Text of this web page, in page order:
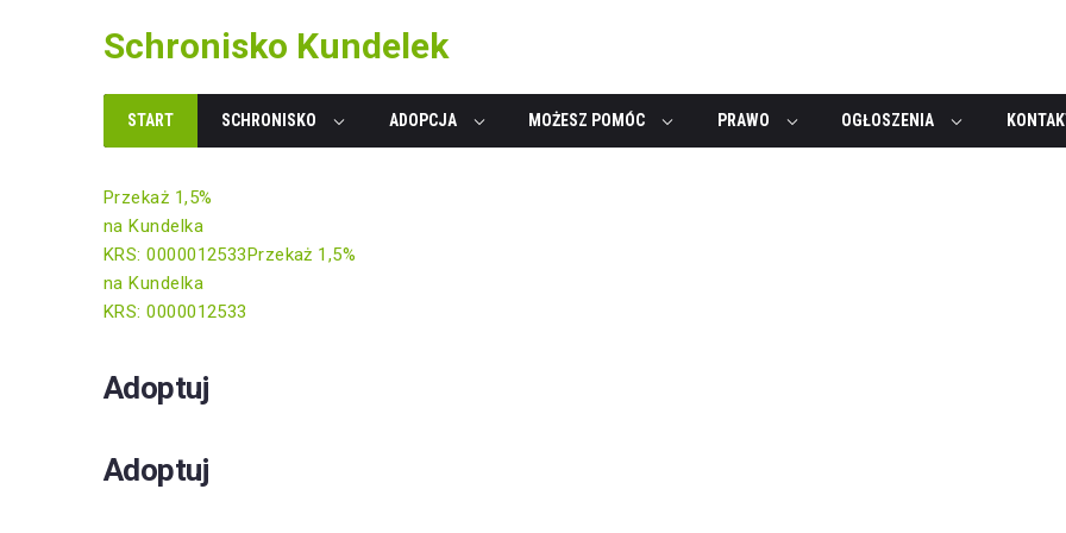
Schronisko Kundelek
START SCHRONISKO ADOPCJA MOŻESZ POMÓC PRAWO OGŁOSZENIA
Przekaż 1,5%
na Kundelka
KRS: 0000012533Przekaż 1,5%
na Kundelka
KRS: 0000012533
Adoptuj
Adoptuj